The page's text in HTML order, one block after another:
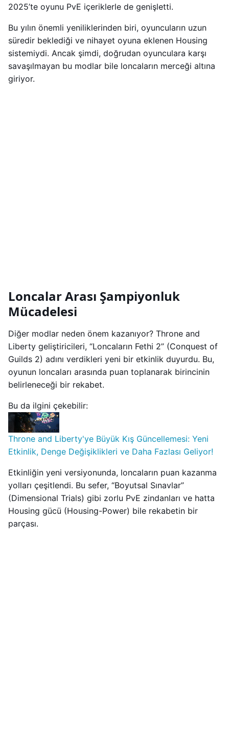
2025’te oyunu PvE içeriklerle de genişletti.
Bu yılın önemli yeniliklerinden biri, oyuncuların uzun
süredir beklediği ve nihayet oyuna eklenen Housing
sistemiydi. Ancak şimdi, doğrudan oyunculara karşı
savaşılmayan bu modlar bile loncaların merceği altına
giriyor.
Loncalar Arası Şampiyonluk
Mücadelesi
Diğer modlar neden önem kazanıyor? Throne and
Liberty geliştiricileri, “Loncaların Fethi 2” (Conquest of
Guilds 2) adını verdikleri yeni bir etkinlik duyurdu. Bu,
oyunun loncaları arasında puan toplanarak birincinin
belirleneceği bir rekabet.
Bu da ilgini çekebilir:
Throne and Liberty'ye Büyük Kış Güncellemesi: Yeni
Etkinlik, Denge Değişiklikleri ve Daha Fazlası Geliyor!
Etkinliğin yeni versiyonunda, loncaların puan kazanma
yolları çeşitlendi. Bu sefer, “Boyutsal Sınavlar”
(Dimensional Trials) gibi zorlu PvE zindanları ve hatta
Housing gücü (Housing-Power) bile rekabetin bir
parçası.